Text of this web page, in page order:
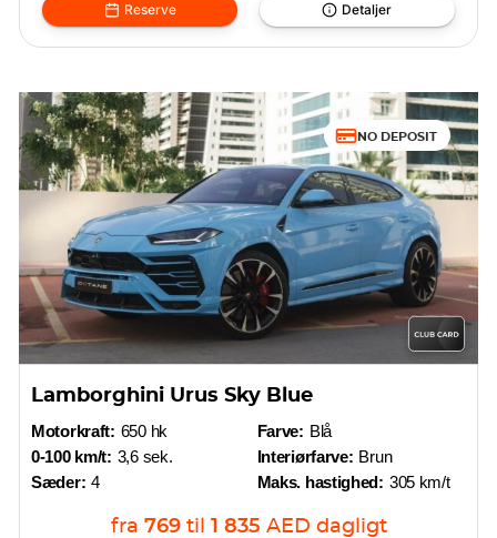
Reserve Detaljer
NO DEPOSIT
Lamborghini Urus Sky Blue
Motorkraft: 650 hk
0-100 km/t: 3,6 sek.
Sæder: 4
Farve: Blå
Interiørfarve: Brun
Maks. hastighed: 305 km/t
fra 769 til 1 835 AED dagligt